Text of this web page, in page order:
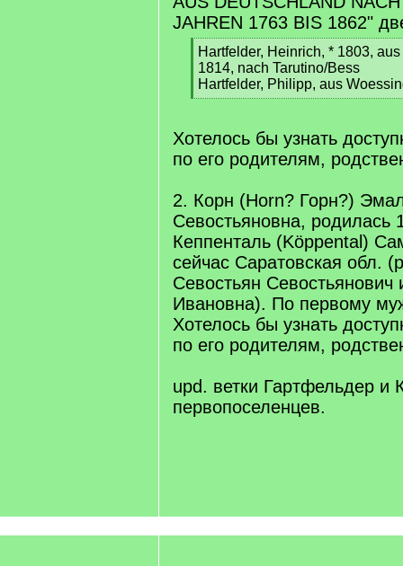
JAHREN 1763 BIS 1862"
[
q
]
Hartfelder, Heinrich, * 1803,
1814, nach Tarutino/Bess
Hartfelder, Philipp, aus
[
q
]
Хотелось бы узнать
по его родителям,
2. Корн (Horn? Горн?)
Севостьяновна, родилась
Кеппенталь (Köppental)
сейчас Саратовская обл.
Севостьян Севостьянович
Ивановна). По первому
Хотелось бы узнать
по его родителям,
upd. ветки Гартфельдер и
первопоселенцев.